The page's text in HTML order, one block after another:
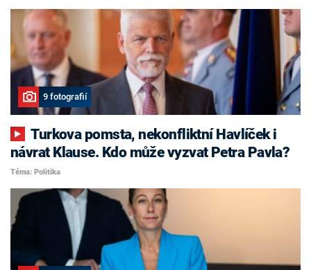
9 fotografií
Turkova pomsta, nekonfliktní Havlíček i
návrat Klause. Kdo může vyzvat Petra Pavla?
Téma: Politika